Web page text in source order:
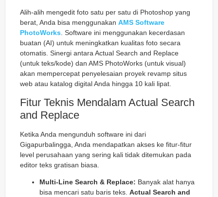
Alih-alih mengedit foto satu per satu di Photoshop yang
berat, Anda bisa menggunakan AMS Software
PhotoWorks. Software ini menggunakan kecerdasan
buatan (AI) untuk meningkatkan kualitas foto secara
otomatis. Sinergi antara Actual Search and Replace
(untuk teks/kode) dan AMS PhotoWorks (untuk visual)
akan mempercepat penyelesaian proyek revamp situs
web atau katalog digital Anda hingga 10 kali lipat.
Fitur Teknis Mendalam Actual Search
and Replace
Ketika Anda mengunduh software ini dari
Gigapurbalingga, Anda mendapatkan akses ke fitur-fitur
level perusahaan yang sering kali tidak ditemukan pada
editor teks gratisan biasa.
Multi-Line Search & Replace: Banyak alat hanya
bisa mencari satu baris teks. Actual Search and